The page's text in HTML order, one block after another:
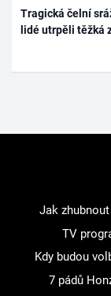
Tragická čelní
lidé utrpěli těžká
Jak zhubnout
TV
Kdy budou
7 pádů